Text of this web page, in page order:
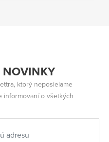
NOVINKY
ktorý neposielame
informovaní o všetkých